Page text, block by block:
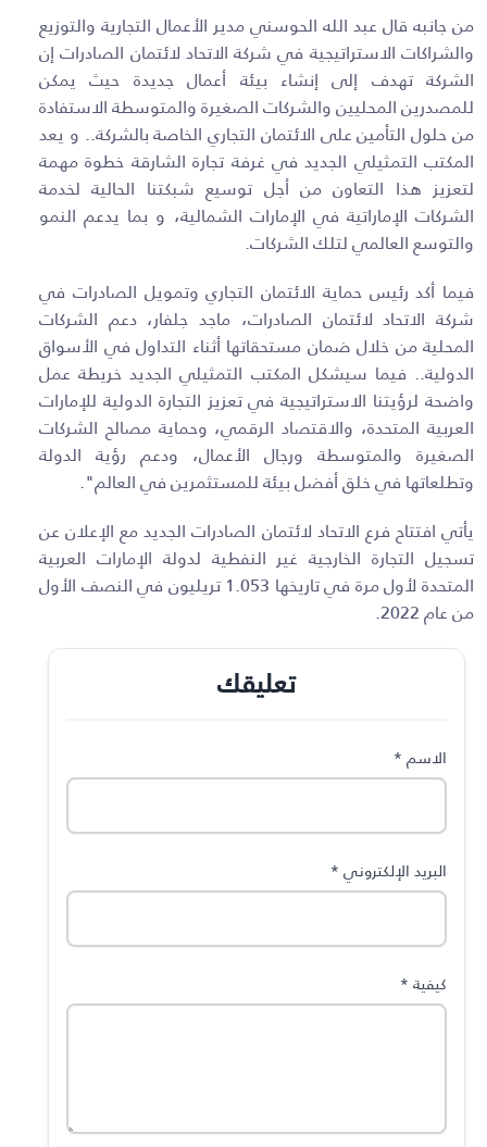
من جانبه قال عبد الله الحوسني مدير الأعمال التجارية والتوزيع
والشراكات الاستراتيجية في شركة الاتحاد لائتمان الصادرات إن
الشركة تهدف إلى إنشاء بيئة أعمال جديدة حيث يمكن
للمصدرين المحليين والشركات الصغيرة والمتوسطة الاستفادة
من حلول التأمين على الائتمان التجاري الخاصة بالشركة.. و يعد
المكتب التمثيلي الجديد في غرفة تجارة الشارقة خطوة مهمة
لتعزيز هذا التعاون من أجل توسيع شبكتنا الحالية لخدمة
الشركات الإماراتية في الإمارات الشمالية، و بما يدعم النمو
والتوسع العالمي لتلك الشركات.
فيما أكد رئيس حماية الائتمان التجاري وتمويل الصادرات في
شركة الاتحاد لائتمان الصادرات، ماجد جلفار، دعم الشركات
المحلية من خلال ضمان مستحقاتها أثناء التداول في الأسواق
الدولية.. فيما سيشكل المكتب التمثيلي الجديد خريطة عمل
واضحة لرؤيتنا الاستراتيجية في تعزيز التجارة الدولية للإمارات
العربية المتحدة، والاقتصاد الرقمي، وحماية مصالح الشركات
الصغيرة والمتوسطة ورجال الأعمال، ودعم رؤية الدولة
وتطلعاتها في خلق أفضل بيئة للمستثمرين في العالم".
يأتي افتتاح فرع الاتحاد لائتمان الصادرات الجديد مع الإعلان عن
تسجيل التجارة الخارجية غير النفطية لدولة الإمارات العربية
المتحدة لأول مرة في تاريخها 1.053 تريليون في النصف الأول
من عام 2022.
تعليقك
الاسم *
البريد الإلكتروني *
كيفية *